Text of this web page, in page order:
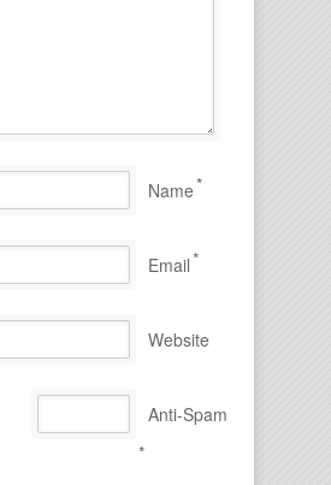
Name*
Email*
Website
Anti-Spam
*